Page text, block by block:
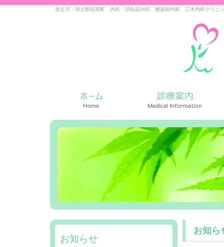
加古川・加古郡稲美町 内科・消化器内科 糖尿病内科 三木内科クリニ
お知らせ
お知ら